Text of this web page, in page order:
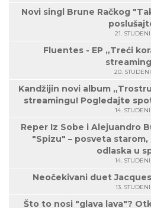
Novi singl Brune Račkog
21. STUDENI
Fluentes - EP „Treći
20. STUDENI
Kandžijin novi album
streamingu! Pogledajte
14. STUDENI
Reper Iz Sobe i Alejuandro
"Spizu" – posveta
odlaska u
14. STUDENI
Neočekivani duet
13. STUDENI
Što to nosi "glava lava"?